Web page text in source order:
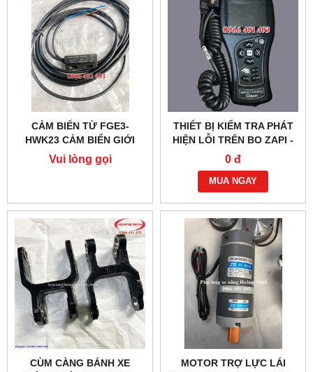
CẢM BIẾN TỪ FGE3-
HWK23 CẢM BIỂN GIỚI
HẠN KHUNG NÂNG
NOBLELIFT
Vui lòng gọi
THIẾT BỊ KIỂM TRA PHÁT
HIỆN LỖI TRÊN BO ZAPI -
XE NÂNG ĐIỆN
0 đ
MUA NGAY
CÙM CÀNG BÁNH XE
MOTOR TRỢ LỰC LÁI